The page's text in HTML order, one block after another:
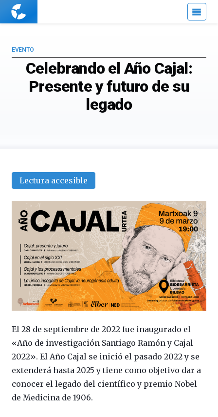
Cuaderno
Celebrando el Año Cajal:
Presente y futuro de su
legado
EVENTO
Lectura accesible
El 28 de septiembre de 2022 fue inaugurado el
«Año de investigación Santiago Ramón y Cajal
2022». El Año Cajal se inició el pasado 2022 y se
extenderá hasta 2025 y tiene como objetivo dar a
conocer el legado del científico y premio Nobel
de Medicina de 1906.